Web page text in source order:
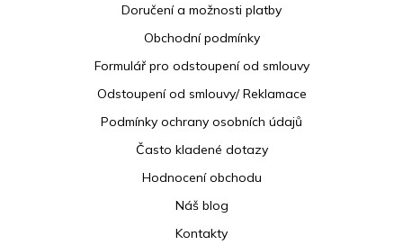
Doručení a možnosti platby
Obchodní podmínky
Formulář pro odstoupení od smlouvy
Odstoupení od smlouvy/ Reklamace
Podmínky ochrany osobních údajů
Často kladené dotazy
Hodnocení obchodu
Náš blog
Kontakty